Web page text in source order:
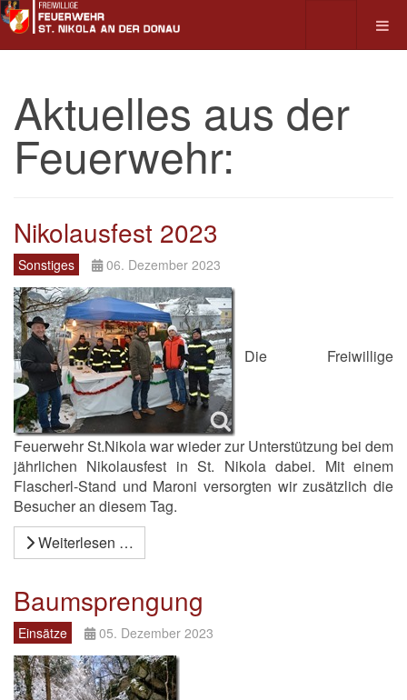
Aktuelles aus der
Feuerwehr:
Nikolausfest 2023
Sonstiges 06. Dezember 2023
Die Freiwillige
Feuerwehr St.Nikola war wieder zur Unterstützung bei dem
jährlichen Nikolausfest in St. Nikola dabei. Mit einem
Flascherl-Stand und Maroni versorgten wir zusätzlich die
Besucher an diesem Tag.
Weiterlesen …
Baumsprengung
Einsätze 05. Dezember 2023